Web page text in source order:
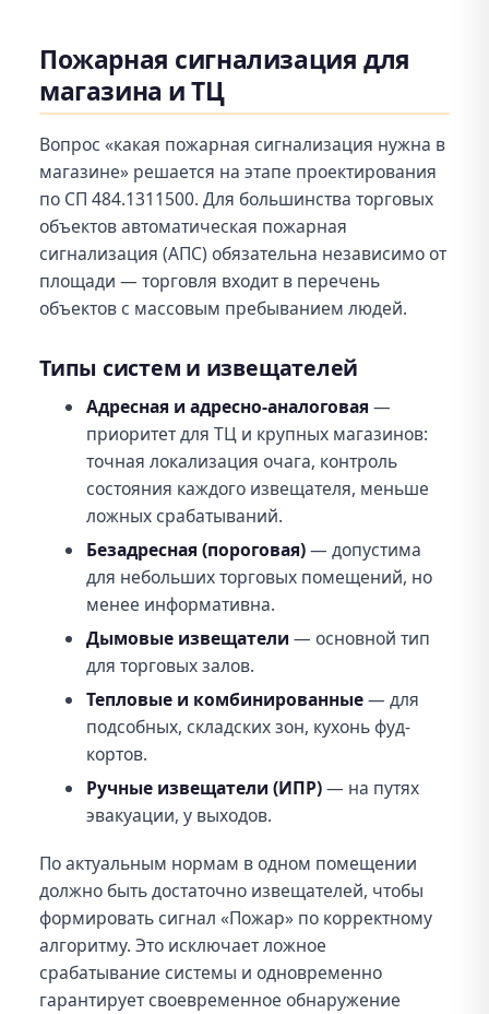
Пожарная сигнализация для
магазина и ТЦ
Вопрос «какая пожарная сигнализация нужна в
магазине» решается на этапе проектирования
по СП 484.1311500. Для большинства торговых
объектов автоматическая пожарная
сигнализация (АПС) обязательна независимо от
площади — торговля входит в перечень
объектов с массовым пребыванием людей.
Типы систем и извещателей
Адресная и адресно-аналоговая —
приоритет для ТЦ и крупных магазинов:
точная локализация очага, контроль
состояния каждого извещателя, меньше
ложных срабатываний.
Безадресная (пороговая)— допустима
для небольших торговых помещений, но
менее информативна.
Дымовые извещатели — основной тип
для торговых залов.
Тепловые и комбинированные— для
подсобных, складских зон, кухонь фуд-
кортов.
Ручные извещатели (ИПР)— на путях
эвакуации, у выходов.
По актуальным нормам в одном помещении
должно быть достаточно извещателей, чтобы
формировать сигнал «Пожар» по корректному
алгоритму. Это исключает ложное
срабатывание системы и одновременно
гарантирует своевременное обнаружение